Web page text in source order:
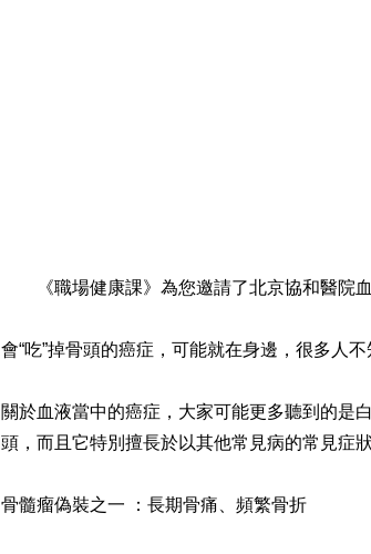
《職場健康課》為您邀請了北京協和醫院
會“吃”掉骨頭的癌症，可能就在身邊，很多人不
關於血液當中的癌症，大家可能更多聽到的是
頭，而且它特別擅長於以其他常見病的常見症
骨髓瘤偽裝之一 ：長期骨痛、頻繁骨折